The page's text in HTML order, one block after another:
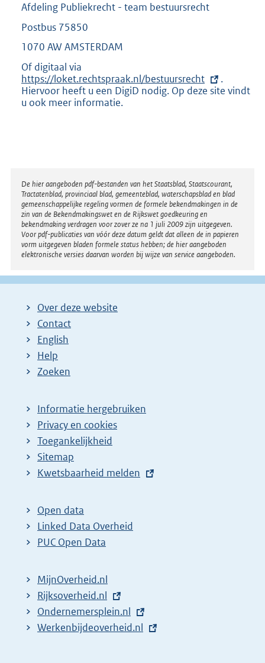
i
Afdeling Publiekrecht - team bestuursrecht
Postbus 75850
1070 AW AMSTERDAM
Of digitaal via
x
t
e
k
:
https://loket.rechtspraak.nl/bestuursrecht
.
Hiervoor heeft u een DigiD nodig. Op deze site vindt
u ook meer informatie.
Disclaimer
De hier aangeboden pdf-bestanden van het Staatsblad, Staatscourant,
Tractatenblad, provinciaal blad, gemeenteblad, waterschapsblad en blad
gemeenschappelijke regeling vormen de formele bekendmakingen in de
zin van de Bekendmakingswet en de Rijkswet goedkeuring en
bekendmaking verdragen voor zover ze na 1 juli 2009 zijn uitgegeven.
Voor pdf-publicaties van vóór deze datum geldt dat alleen de in papieren
vorm uitgegeven bladen formele status hebben; de hier aangeboden
elektronische versies daarvan worden bij wijze van service aangeboden.
Over deze website
Contact
English
Help
Zoeken
Informatie hergebruiken
Privacy en cookies
Toegankelijkheid
Sitemap
E
t
e
r
l
i
n
k
Kwetsbaarheid melden
Open data
Linked Data Overheid
PUC Open Data
MijnOverheid.nl
E
x
t
Rijksoverheid.nl
E
x
Ondernemersplein.nl
E
Werkenbijdeoverheid.nl